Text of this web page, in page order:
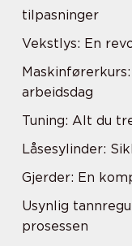
tilpasninger
Vekstlys: En
arbeidsdag
Tuning: Alt du
Låsesylinder:
Gjerder: En
Usynlig
prosessen